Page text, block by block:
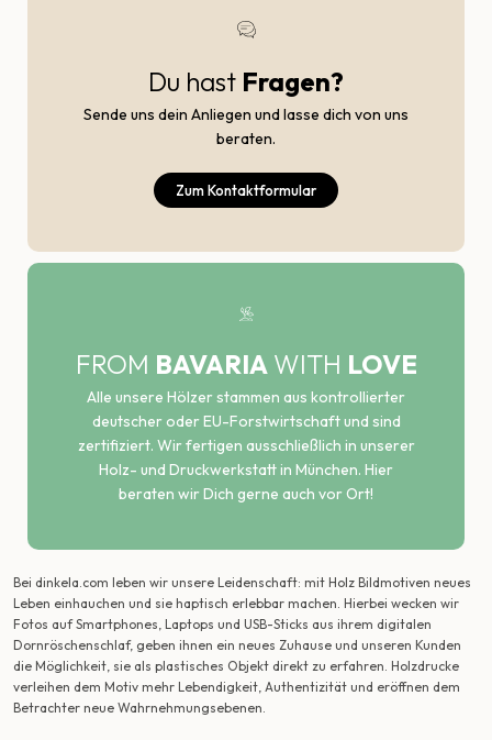
Du hast Fragen?
Sende uns dein Anliegen und lasse dich von uns
beraten.
Zum Kontaktformular
FROM BAVARIAWITH LOVE
Alle unsere Hölzer stammen aus kontrollierter
deutscher oder EU-Forstwirtschaft und sind
zertifiziert. Wir fertigen ausschließlich in unserer
Holz- und Druckwerkstatt in München. Hier
beraten wir Dich gerne auch vor Ort!
Bei dinkela.com leben wir unsere Leidenschaft: mit Holz Bildmotiven neues
Leben einhauchen und sie haptisch erlebbar machen. Hierbei wecken wir
Fotos auf Smartphones, Laptops und USB-Sticks aus ihrem digitalen
Dornröschenschlaf, geben ihnen ein neues Zuhause und unseren Kunden
die Möglichkeit, sie als plastisches Objekt direkt zu erfahren. Holzdrucke
verleihen dem Motiv mehr Lebendigkeit, Authentizität und eröffnen dem
Betrachter neue Wahrnehmungsebenen.